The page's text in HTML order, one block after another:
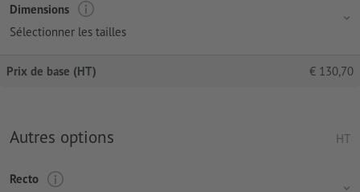
Dimensions
Sélectionner les tailles
Prix de base (HT) € 130,70
Autres options HT
Recto